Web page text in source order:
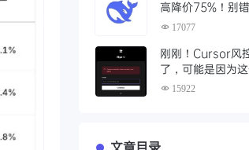
高降价75%！别
惠时段，赶紧充值
17077
刚刚！Cursor风
了，可能是因为这
15922